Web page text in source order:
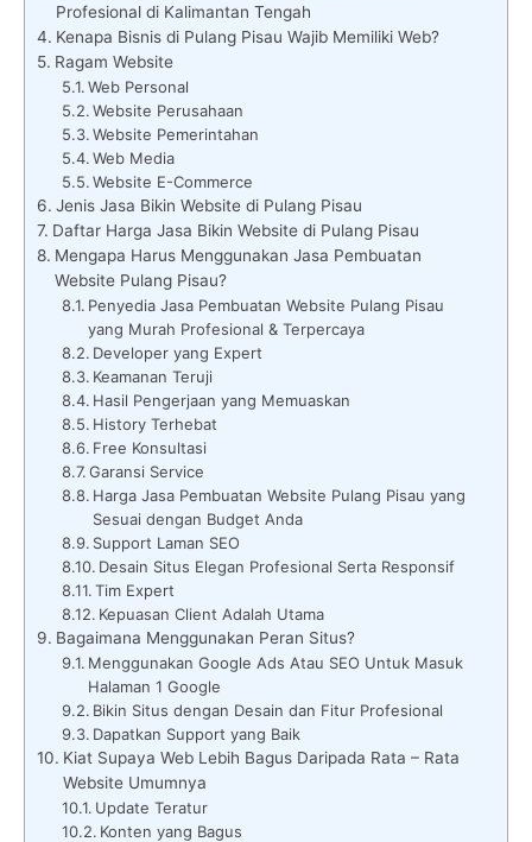
Profesional di Kalimantan Tengah
Kenapa Bisnis di Pulang Pisau Wajib Memiliki Web?
Ragam Website
Web Personal
Website Perusahaan
Website Pemerintahan
Web Media
Website E-Commerce
Jenis Jasa Bikin Website di Pulang Pisau
Daftar Harga Jasa Bikin Website di Pulang Pisau
Mengapa Harus Menggunakan Jasa Pembuatan
Website Pulang Pisau?
Penyedia Jasa Pembuatan Website Pulang Pisau
yang Murah Profesional & Terpercaya
Developer yang Expert
Keamanan Teruji
Hasil Pengerjaan yang Memuaskan
History Terhebat
Free Konsultasi
Garansi Service
Harga Jasa Pembuatan Website Pulang Pisau yang
Sesuai dengan Budget Anda
Support Laman SEO
Desain Situs Elegan Profesional Serta Responsif
Tim Expert
Kepuasan Client Adalah Utama
Bagaimana Menggunakan Peran Situs?
Menggunakan Google Ads Atau SEO Untuk Masuk
Halaman 1 Google
Bikin Situs dengan Desain dan Fitur Profesional
Dapatkan Support yang Baik
Kiat Supaya Web Lebih Bagus Daripada Rata – Rata
Website Umumnya
Update Teratur
Konten yang Bagus